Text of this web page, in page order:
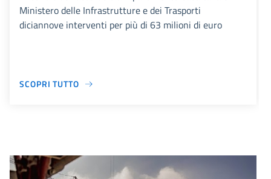
Ministero delle Infrastrutture e dei Trasporti
diciannove interventi per più di 63 milioni di euro
SCOPRI TUTTO